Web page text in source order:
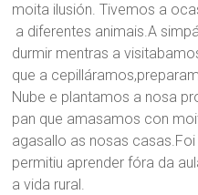
moita ilusión. Tivemos a
a diferentes animais.A
durmir mentras a
que a
Nube e plantamos a nosa
pan que amasamos con
agasallo as nosas
permitiu aprender fóra da
a vida rural.